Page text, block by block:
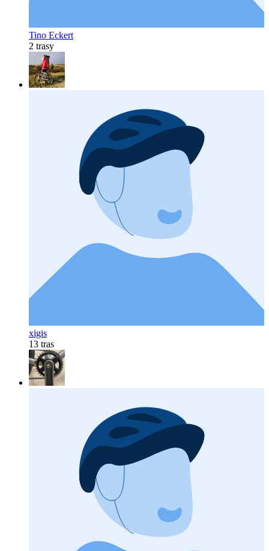
Tino Eckert
2 trasy
xigis
13 tras